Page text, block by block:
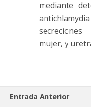
mediante
mujer, y
Entrada Anterior